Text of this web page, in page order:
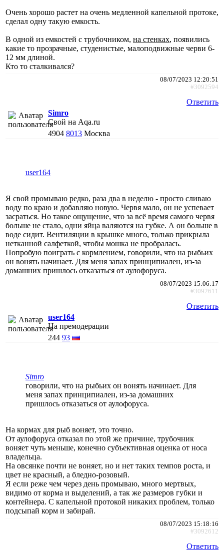
Очень хорошо растет на очень медленной капельной протоке,
сделал одну такую емкость.
В одной из емкостей с трубочником, на стенках, появились
какие то прозрачные, студенистые, малоподвижные черви 6-
12 мм длиной.
Кто то сталкивался?
08/07/2023 12:20:51
#3092594
Ответить
Simro
Свой на Aqa.ru
4904 8013 Москва
user164
Я свой промываю редко, раза два в неделю - просто сливаю
воду по краю и добавляю новую. Червя мало, он не успевает
засраться. Но такое ощущение, что за всё время самого червя
больше не стало, одни яйца валяются на губке. А он больше в
воде сидит. Вентиляции в крышке много, только прикрыла
нетканной салфеткой, чтобы мошка не пробралась.
Попробую поиграть с кормлением, говорили, что на рыбьих
он вонять начинает. Для меня запах принципиален, из-за
домашних пришлось отказаться от аулофоруса.
08/07/2023 15:06:17
#3092611
Ответить
user164
На премодерации
244 93
Simro
говорили, что на рыбьих он вонять начинает. Для
меня запах принципиален, из-за домашних
пришлось отказаться от аулофоруса.
На кормах для рыб воняет, это точно.
От аулофоруса отказал по этой же причине, трубочник
воняет чуть меньше, конечно субъективная оценка от носа
владельца.
На овсянке почти не воняет, но и нет таких темпов роста, и
цвет не красный, а бледно-розовый.
Я если реже чем через день промываю, много мертвых,
видимо от корма и выделений, а так же размеров губки и
контейнера. С капельной протокой никаких проблем, только
подсыпай корм и забирай.
08/07/2023 15:18:16
#3092612
Ответить